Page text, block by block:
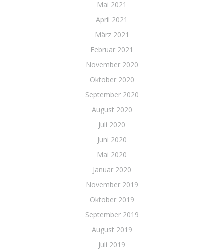
Mai 2021
April 2021
März 2021
Februar 2021
November 2020
Oktober 2020
September 2020
August 2020
Juli 2020
Juni 2020
Mai 2020
Januar 2020
November 2019
Oktober 2019
September 2019
August 2019
Juli 2019